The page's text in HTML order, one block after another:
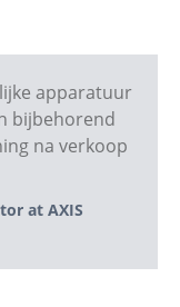
apparatuur
bijbehorend
na verkoop
at AXIS